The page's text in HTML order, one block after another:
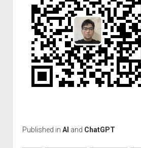
Published in AI and ChatGPT